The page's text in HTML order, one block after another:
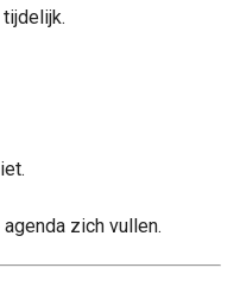
zich vullen.